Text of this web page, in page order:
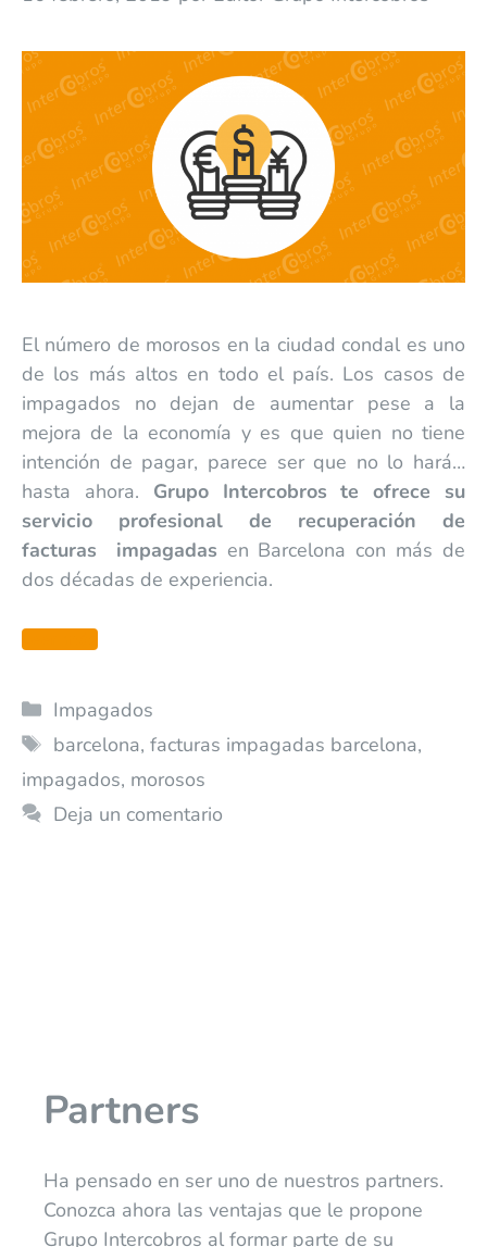
El número de morosos en la ciudad condal es uno
de los más altos en todo el país. Los casos de
impagados no dejan de aumentar pese a la
mejora de la economía y es que quien no tiene
intención de pagar, parece ser que no lo hará…
hasta ahora. Grupo Intercobros te ofrece su
servicio profesional de recuperación de
facturas impagadas en Barcelona con más de
dos décadas de experiencia.
Leer más
Impagados
barcelona, facturas impagadas barcelona,
impagados, morosos
Deja un comentario
Partners
Ha pensado en ser uno de nuestros partners.
Conozca ahora las ventajas que le propone
Grupo Intercobros al formar parte de su